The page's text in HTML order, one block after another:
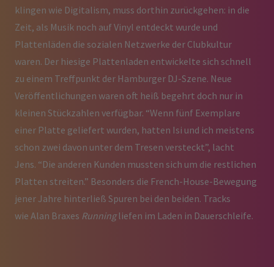
klingen wie Digitalism, muss dorthin zurückgehen: in die
Zeit, als Musik noch auf Vinyl entdeckt wurde und
Plattenläden die sozialen Netzwerke der Clubkultur
waren. Der hiesige Plattenladen entwickelte sich schnell
zu einem Treffpunkt der Hamburger DJ-Szene. Neue
Veröffentlichungen waren oft heiß begehrt doch nur in
kleinen Stückzahlen verfügbar. “Wenn fünf Exemplare
einer Platte geliefert wurden, hatten Isi und ich meistens
schon zwei davon unter dem Tresen versteckt”, lacht
Jens. “Die anderen Kunden mussten sich um die restlichen
Platten streiten.” Besonders die French-House-Bewegung
jener Jahre hinterließ Spuren bei den beiden. Tracks
wie Alan Braxes Runningliefen im Laden in Dauerschleife.